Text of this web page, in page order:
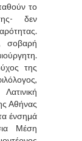
το
δεν
σοβαρή
της
Αθήνας
ένσημά
Μέση